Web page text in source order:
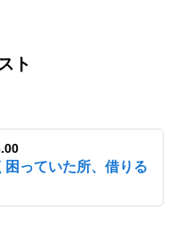
ト
っていた所、借りる